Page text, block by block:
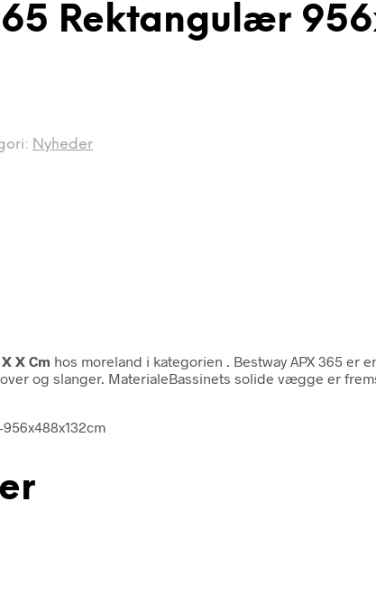
Rektangulær
Nyheder
X Cm hos moreland i kategorien
. Bestway APX 365
og slanger. MaterialeBassinets solide vægge er